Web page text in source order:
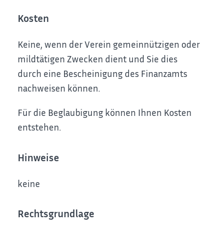
Kosten
Keine, wenn der Verein gemeinnützigen oder
mildtätigen Zwecken dient und Sie dies
durch eine Bescheinigung des Finanzamts
nachweisen können.
Für die Beglaubigung können Ihnen Kosten
entstehen.
Hinweise
keine
Rechtsgrundlage